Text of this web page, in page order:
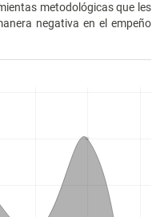
metodológicas que les
negativa en el empeño